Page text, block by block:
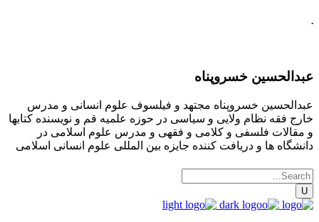
.
عبدالحسین خسروپناه
عبدالحسین خسروپناه مجتهد و فیلسوف علوم انسانی و مدرس
خارج فقه نظام ولایی و سیاسی در حوزه علمیه قم و نویسنده کتابها
و مقالات فلسفی و کلامی و فقهی و مدرس علوم اسلامی در
دانشگاه ها و دریافت کننده جایزه بین المللی علوم انسانی اسلامی